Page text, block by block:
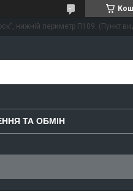
нижній периметр П109. (Пункт
ТА ОБМІН